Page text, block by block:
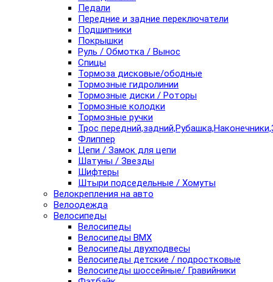
Педали
Передние и задние переключатели
Подшипники
Покрышки
Руль / Обмотка / Вынос
Спицы
Тормоза дисковые/ободные
Тормозные гидролинии
Тормозные диски / Роторы
Тормозные колодки
Тормозные ручки
Трос
Флиппер
Цепи / Замок для цепи
Шатуны / Звезды
Шифтеры
Штыри подседельные / Хомуты
Велокрепления на авто
Велоодежда
Велосипеды
Велосипеды
Велосипеды BMX
Велосипеды двухподвесы
Велосипеды детские / подростковые
Велосипеды шоссейные/ Гравийники